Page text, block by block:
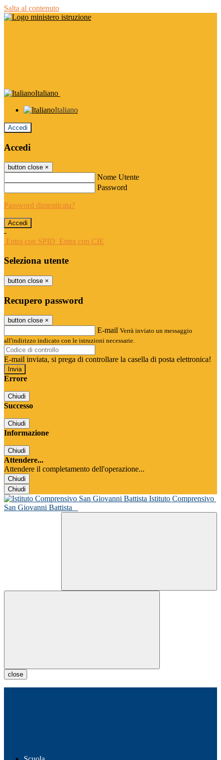
Salta al contenuto
Italiano
Italiano
Accedi
Accedi
button close ×
Nome Utente
Password
Password dimenticata?
-
Entra con SPID Entra con CIE
Seleziona utente
button close ×
Recupero password
button close ×
E-mail Verrà inviato un messaggio
all'indirizzo indicato con le istruzioni necessarie.
E-mail inviata, si prega di controllare la casella di posta elettronica!
Errore
Chiudi
Successo
Chiudi
Informazione
Chiudi
Attendere...
Attendere il completamento dell'operazione...
Chiudi
Chiudi
Istituto Comprensivo
San Giovanni Battista
close